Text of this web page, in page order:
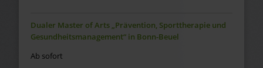
Dualer Master of Arts „Prävention, Sporttherapie und
Gesundheitsmanagement“ in Bonn-Beuel
Ab sofort